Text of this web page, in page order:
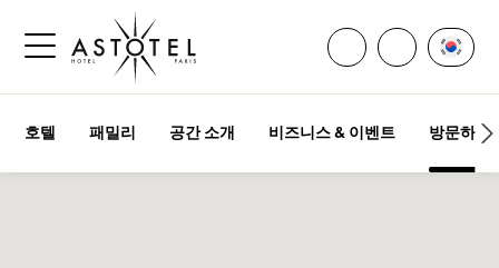
사이드바 메뉴 열기
모든 연락처 열기
전화주세요
언어
호텔 패밀리 공간 소개 비즈니스 & 이벤트 방문하기